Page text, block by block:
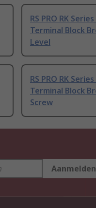
RS PRO RK
Terminal Block
Level
RS PRO RK
Terminal Block
Screw
Aanmelden